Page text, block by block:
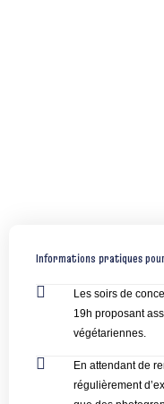
Informations pratiques
Les soirs de
19h proposant
végétariennes.
En attendant de
régulièrement